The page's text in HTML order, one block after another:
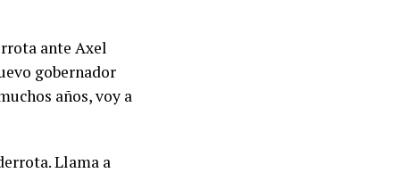
ante Axel
gobernador
años, voy a
Llama a